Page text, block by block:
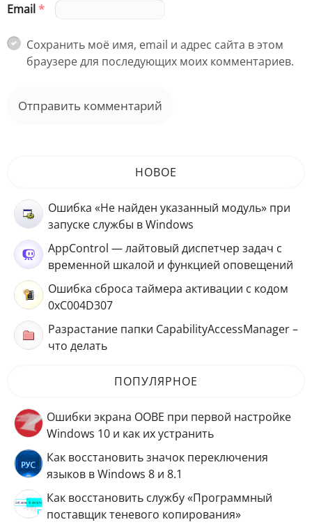
Email*
Сохранить моё имя, email и адрес сайта в этом
браузере для последующих моих комментариев.
НОВОЕ
Ошибка «Не найден указанный модуль» при
запуске службы в Windows
AppControl — лайтовый диспетчер задач с
временной шкалой и функцией оповещений
Ошибка сброса таймера активации с кодом
0xC004D307
Разрастание папки CapabilityAccessManager –
что делать
ПОПУЛЯРНОЕ
Ошибки экрана OOBE при первой настройке
Windows 10 и как их устранить
Как восстановить значок переключения
языков в Windows 8 и 8.1
Как восстановить службу «Программный
поставщик теневого копирования»